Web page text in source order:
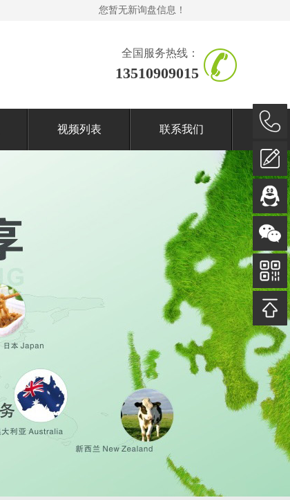
您暂无新询盘信息！
全国服务热线：
13510909015
视频列表 联系我们